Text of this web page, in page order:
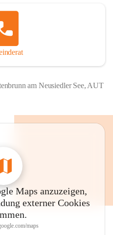
am Neusiedler See, AUT
Maps anzuzeigen,
externer Cookies
maps